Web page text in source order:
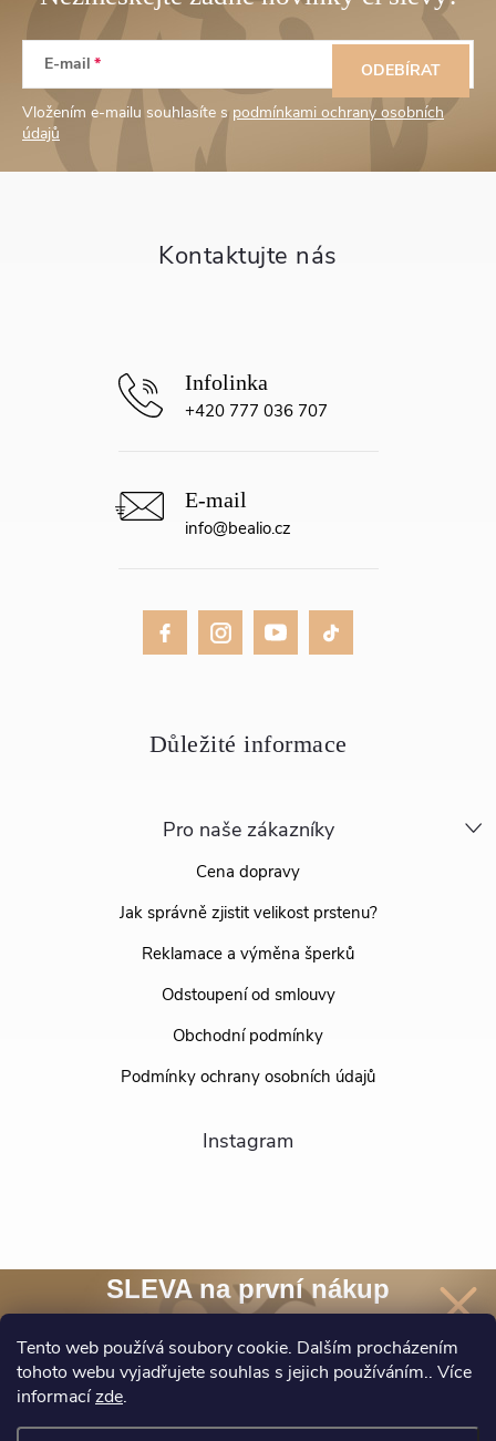
Tento web používá soubory cookie. Dalším procházením
tohoto webu vyjadřujete souhlas s jejich používáním.. Více
informacízde.
p
E-mail
Vložením e-mailu souhlasíte s podmínkami ochrany osobních
údajů
ODEBÍRAT
Pro naše zákazníky
Cena dopravy
Jak správně zjistit velikost prstenu?
Reklamace a výměna šperků
Odstoupení od smlouvy
Obchodní podmínky
Podmínky ochrany osobních údajů
Instagram
Sledovat na Instagramu
info@bealio.cz
+420 777 036 707
SLEVA na první nákup
asleva 10 %na nákup* je Vaše.